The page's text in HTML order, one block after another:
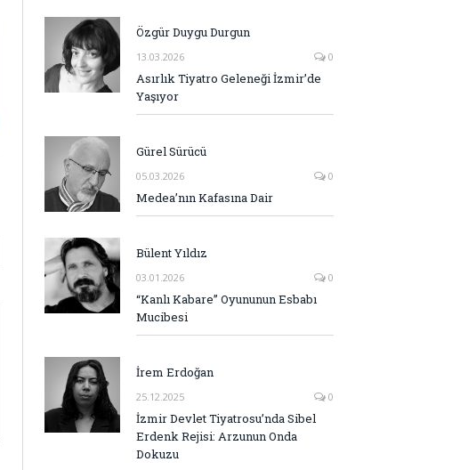
Özgür Duygu Durgun
13.03.2026 0
Asırlık Tiyatro Geleneği İzmir’de
Yaşıyor
Gürel Sürücü
05.03.2026 0
Medea’nın Kafasına Dair
Bülent Yıldız
03.01.2026 0
“Kanlı Kabare” Oyununun Esbabı
Mucibesi
İrem Erdoğan
25.12.2025 0
İzmir Devlet Tiyatrosu’nda Sibel
Erdenk Rejisi: Arzunun Onda
Dokuzu